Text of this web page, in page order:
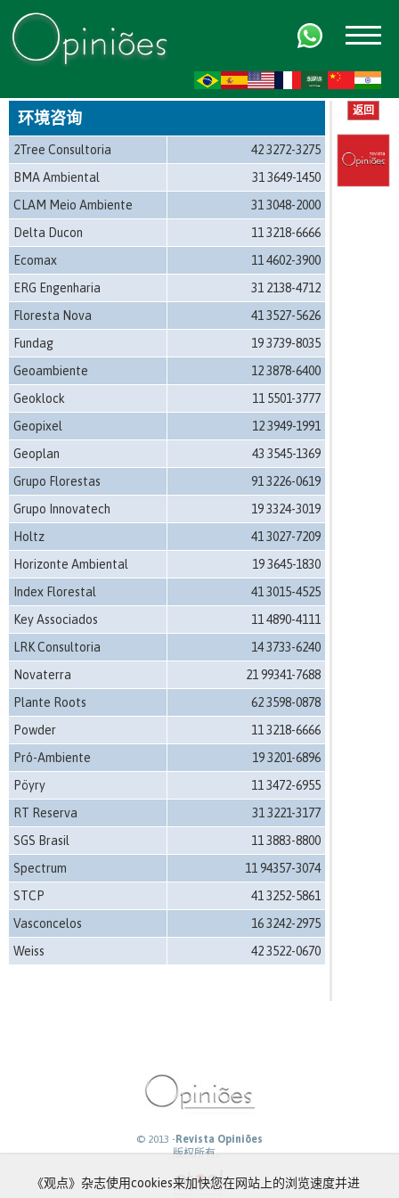
环境咨询
2Tree Consultoria
42 3272-3275
BMA Ambiental
31 3649-1450
CLAM Meio Ambiente
31 3048-2000
Delta Ducon
11 3218-6666
Ecomax
11 4602-3900
ERG Engenharia
31 2138-4712
Floresta Nova
41 3527-5626
Fundag
19 3739-8035
Geoambiente
12 3878-6400
Geoklock
11 5501-3777
Geopixel
12 3949-1991
Geoplan
43 3545-1369
Grupo Florestas
91 3226-0619
Grupo Innovatech
19 3324-3019
Holtz
41 3027-7209
Horizonte Ambiental
19 3645-1830
Index Florestal
41 3015-4525
Key Associados
11 4890-4111
LRK Consultoria
14 3733-6240
Novaterra
21 99341-7688
Plante Roots
62 3598-0878
Powder
11 3218-6666
Pró-Ambiente
19 3201-6896
Pöyry
11 3472-6955
RT Reserva
31 3221-3177
SGS Brasil
11 3883-8800
Spectrum
11 94357-3074
STCP
41 3252-5861
Vasconcelos
16 3242-2975
Weiss
42 3522-0670
返回
© 2013 -Revista Opiniões
版权所有。
《观点》杂志使用cookies来加快您在网站上的浏览速度并进